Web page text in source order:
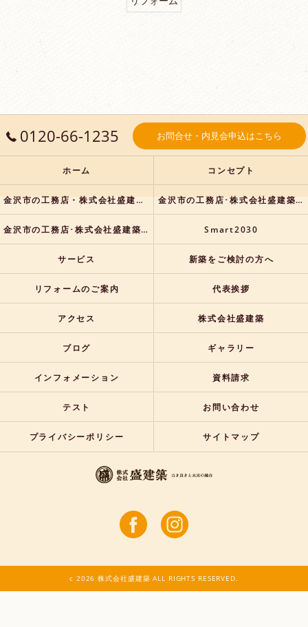
0120-66-1235 お問合せ・内見会申込はこちら
ホーム コンセプト
金沢市の工務店・株式会社盛建築の口コミ情報 金沢市の工務店･株式会社盛建築の評判
金沢市の工務店･株式会社盛建築のお客様の声 Smart2030
サービス 新築をご検討の方へ
リフォームのご案内 代表挨拶
アクセス 株式会社盛建築
ブログ ギャラリー
インフォメーション 資料請求
テスト お問い合わせ
プライバシーポリシー サイトマップ
c 2026 株式会社盛建築 ALL RIGHTS RESERVED.